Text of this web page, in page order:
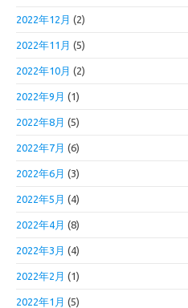
2022年12月 (2)
2022年11月 (5)
2022年10月 (2)
2022年9月 (1)
2022年8月 (5)
2022年7月 (6)
2022年6月 (3)
2022年5月 (4)
2022年4月 (8)
2022年3月 (4)
2022年2月 (1)
2022年1月 (5)